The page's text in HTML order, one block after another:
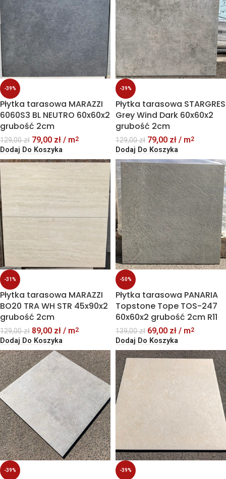
-39%
Płytka tarasowa MARAZZI
6060S3 BL NEUTRO 60x60x2
grubość 2cm
129,00zł 79,00 zł / m2
Dodaj Do Koszyka
-39%
Płytka tarasowa STARGRES
Grey Wind Dark 60x60x2
grubość 2cm
129,00zł 79,00 zł / m2
Dodaj Do Koszyka
-31%
Płytka tarasowa MARAZZI
BO20 TRA WH STR 45x90x2
grubość 2cm
129,00zł 89,00 zł / m2
Dodaj Do Koszyka
-50%
Płytka tarasowa PANARIA
Topstone Tope TOS-247
60x60x2 grubość 2cm R11
139,00zł 69,00 zł / m2
Dodaj Do Koszyka
-39% -39%